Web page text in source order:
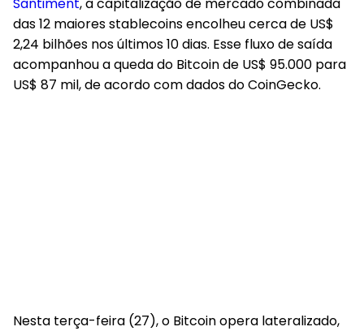
das 12 maiores stablecoins encolheu cerca de US$
2,24 bilhões nos últimos 10 dias. Esse fluxo de saída
acompanhou a queda do Bitcoin de US$ 95.000 para
US$ 87 mil, de acordo com dados do CoinGecko.
Nesta terça-feira (27), o Bitcoin opera lateralizado,